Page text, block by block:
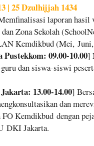
| 25 Dzulhijjah 1434
laporan
Zona Sekolah
Kemdikbud (Mei,
09.00-10.00]
dan siswa-siswi
13.00-14.00]
dan
FO Kemdikbud dengan
DKI Jakarta.